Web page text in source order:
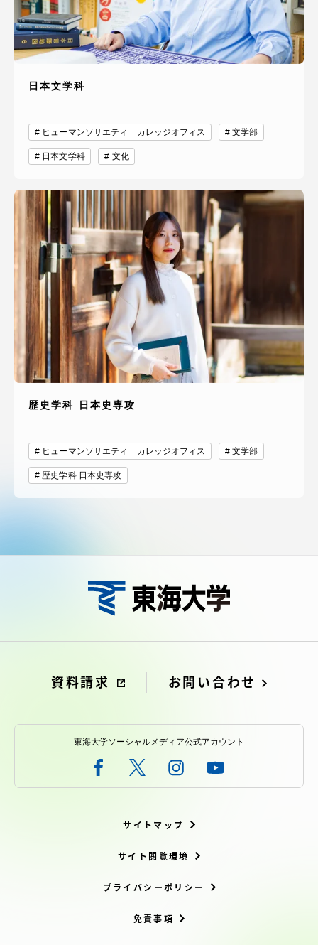
日本文学科
ヒューマンソサエティ カレッジオフィス 文学部
日本文学科 文化
歴史学科 日本史専攻
ヒューマンソサエティ カレッジオフィス 文学部
歴史学科 日本史専攻
資料請求 お問い合わせ
東海大学ソーシャルメディア公式アカウント
サイトマップ
サイト閲覧環境
プライバシーポリシー
免責事項